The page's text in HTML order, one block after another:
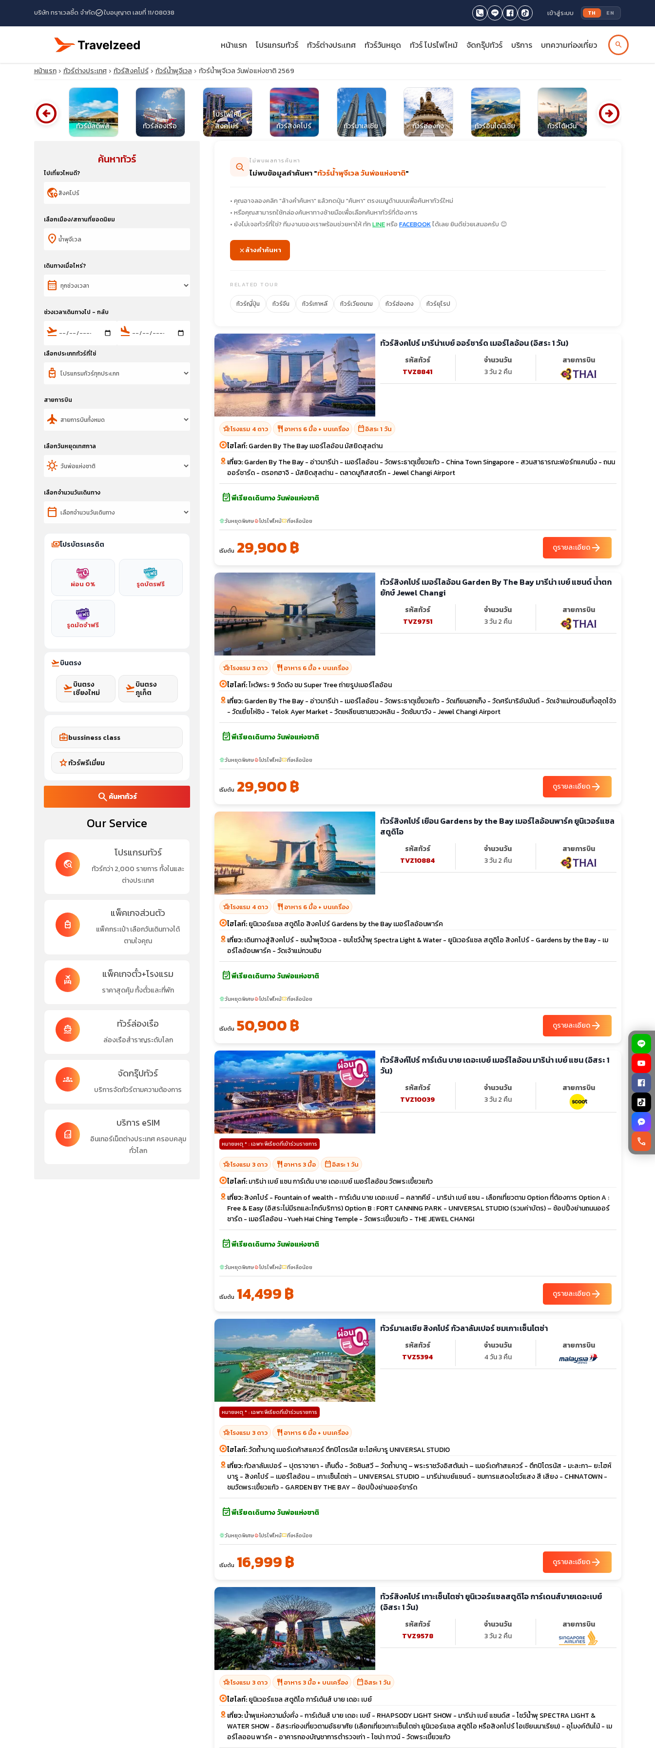
บริษัท ทราเวลซี้ด จำกัดcheck_circleใบอนุญาต เลขที่ 11/08038 เข้าสู่ระบบ TH EN
หน้าแรก โปรแกรมทัวร์ ทัวร์ต่างประเทศ ทัวร์วันหยุด ทัวร์ โปรไฟไหม้ จัดกรุ๊ปทัวร์ บริการ บทความท่องเที่ยว search
close
หน้าแรก ทัวร์ต่างประเทศ ทัวร์สิงคโปร์ ทัวร์น้ำพุจีเวล ทัวร์น้ำพุจีเวล วันพ่อแห่งชาติ 2569
ทัวร์มัลดีฟส์ ทัวร์ล่องเรือ
โปรไฟไหม้
สิงคโปร์
ทัวร์สิงคโปร์ ทัวร์มาเลเซีย ทัวร์ฮ่องกง ทัวร์อินโดนีเซีย ทัวร์ไต้หวัน ทัวร์มัลดีฟส์
arrow_circle_left arrow_circle_right
ค้นหาทัวร์
ไปเที่ยวไหนดี?
globe_location_pin
เลือกเมือง/สถานที่ยอดนิยม
location_on
เดินทางเมื่อไหร่?
calendar_month
ช่วงเวลาเดินทางไป - กลับ
flight_takeoff flight_land
เลือกประเภททัวร์ที่ใช่
travel_luggage_and_bags
สายการบิน
flight
เลือกวันหยุดเทศกาล
sunny
เลือกจำนวนวันเดินทาง
calendar_today
paymentsโปรบัตรเครดิต
ผ่อน 0% รูดบัตรฟรี
รูดมัดจำฟรี
flight_takeoffบินตรง
flight_takeoffบินตรง
เชียงใหม่
flight_takeoffบินตรง
ภูเก็ต
business_centerbussiness class
starทัวร์พรีเมี่ยม
search ค้นหาทัวร์
Our Service
travel_explore
โปรแกรมทัวร์
ทัวร์กว่า 2,000 รายการ ทั้งในและ
ต่างประเทศ
travel_luggage_and_bags
แพ็คเกจส่วนตัว
แพ็คกระเป๋า เลือกวันเดินทางได้
ตามใจคุณ
flights_and_hotels แพ็คเกจตั๋ว+โรงแรม
ราคาสุดคุ้ม ทั้งตั๋วและที่พัก
directions_boat ทัวร์ล่องเรือ
ล่องเรือสำราญระดับโลก
groups จัดกรุ๊ปทัวร์
บริการจัดทัวร์ตามความต้องการ
sim_card
บริการ eSIM
อินเทอร์เน็ตต่างประเทศ ครอบคลุม
ทั่วโลก
ไม่พบผลการค้นหา
ไม่พบข้อมูลคำค้นหา "ทัวร์น้ำพุจีเวล วันพ่อแห่งชาติ"
• คุณอาจลองคลิก "ล้างคำค้นหา" แล้วกดปุ่ม "ค้นหา" ตรงเมนูด้านบนเพื่อค้นหาทัวร์ใหม่
• หรือคุณสามารถใช้กล่องค้นหาทางซ้ายมือเพื่อเลือกค้นหาทัวร์ที่ต้องการ
• ยังไม่เจอทัวร์ที่ใช่? ทีมงานของเราพร้อมช่วยหาให้ ทัก LINEหรือ FACEBOOKได้เลย ยินดีช่วยเสมอครับ 😊
ล้างคำค้นหา
RELATED TOUR
ทัวร์ญี่ปุ่น ทัวร์จีน ทัวร์เกาหลี ทัวร์เวียดนาม ทัวร์ฮ่องกง ทัวร์ยุโรป
ทัวร์สิงคโปร์ มารีน่าเบย์ ออร์ชาร์ด เมอร์ไลอ้อน (อิสระ 1 วัน)
รหัสทัวร์
TVZ8841
จำนวนวัน
3 วัน 2 คืน
สายการบิน
hotel_classโรงแรม 4 ดาว restaurant อาหาร 6 มื้อ + บนเครื่อง calendar_todayอิสระ 1 วัน
ไฮไลท์:Garden By The Bay เมอร์ไลอ้อน มัสยิดสุลต่าน
เที่ยว:Garden By The Bay - อ่าวมารีน่า - เมอร์ไลอ้อน - วัดพระธาตุเขี้ยวแก้ว - China Town Singapore - สวนสาธารณะฟอร์ทแคนนิ่ง - ถนน
ออร์ชาร์ด - ตรอกฮาจิ - มัสยิดสุลต่าน - ตลาดบูกิสสตรีท - Jewel Changi Airport
event_availableพีเรียดเดินทาง วันพ่อแห่งชาติ
sunnyวันหยุดพิเศษlocal_fire_departmentโปรไฟไหม้confirmation_numberที่เหลือน้อย
เริ่มต้น 29,900 ฿ ดูรายละเอียดarrow_forward
ทัวร์สิงคโปร์ เมอร์ไลอ้อน Garden By The Bay มารีน่า เบย์ แซนด์ น้ำตก
ยักษ์ Jewel Changi
รหัสทัวร์
TVZ9751
จำนวนวัน
3 วัน 2 คืน
สายการบิน
hotel_classโรงแรม 3 ดาว restaurant อาหาร 6 มื้อ + บนเครื่อง
ไฮไลท์:ไหว้พระ 9 วัดดัง ชม Super Tree ถ่ายรูปเมอร์ไลอ้อน
เที่ยว:Garden By The Bay - อ่าวมารีน่า - เมอร์ไลอ้อน - วัดพระธาตุเขี้ยวแก้ว - วัดเทียนฮกเก็ง - วัดศรีมาริอัมมันต์ - วัดเจ้าแม่กวนอิมทั้งฮุดโจ้ว
- วัดเยี่ยไห่ชิง - Telok Ayer Market - วัดเหลียนซานซวงหลิน - วัดซัมบาวัง - Jewel Changi Airport
event_availableพีเรียดเดินทาง วันพ่อแห่งชาติ
sunnyวันหยุดพิเศษlocal_fire_departmentโปรไฟไหม้confirmation_numberที่เหลือน้อย
เริ่มต้น 29,900 ฿ ดูรายละเอียดarrow_forward
ทัวร์สิงคโปร์ เยือน Gardens by the Bay เมอร์ไลอ้อนพาร์ค ยูนิเวอร์แซล
สตูดิโอ
รหัสทัวร์
TVZ10884
จำนวนวัน
3 วัน 2 คืน
สายการบิน
hotel_classโรงแรม 4 ดาว restaurant อาหาร 6 มื้อ + บนเครื่อง
ไฮไลท์:ยูนิเวอร์แซล สตูดิโอ สิงคโปร์ Gardens by the Bay เมอร์ไลอ้อนพาร์ค
เที่ยว:เดินทางสู่สิงคโปร์ - ชมน้ำพุจิวเวล - ชมโชว์น้ำพุ Spectra Light & Water - ยูนิเวอร์แซล สตูดิโอ สิงคโปร์ - Gardens by the Bay - เม
อร์ไลอ้อนพาร์ค - วัดเจ้าแม่กวนอิม
event_availableพีเรียดเดินทาง วันพ่อแห่งชาติ
sunnyวันหยุดพิเศษlocal_fire_departmentโปรไฟไหม้confirmation_numberที่เหลือน้อย
เริ่มต้น 50,900 ฿ ดูรายละเอียดarrow_forward
ทัวร์สิงค์โปร์ การ์เด้น บาย เดอะเบย์ เมอร์ไลอ้อน มาริน่า เบย์ แซน (อิสระ 1
วัน)
รหัสทัวร์
TVZ10039
จำนวนวัน
3 วัน 2 คืน
สายการบิน
หมายเหตุ * : เฉพาะพีเรียดที่เข้าร่วมรายการ
hotel_classโรงแรม 3 ดาว restaurant อาหาร 3 มื้อ calendar_todayอิสระ 1 วัน
ไฮไลท์:มาริน่า เบย์ แซน การ์เด้น บาย เดอะเบย์ เมอร์ไลอ้อน วัดพระเขี้ยวแก้ว
เที่ยว:สิงคโปร์ - Fountain of wealth - การ์เด้น บาย เดอะเบย์ – คลากคีย์ - มาริน่า เบย์ แซน - เลือกเที่ยวตาม Option ที่ต้องการ Option A :
Free & Easy (อิสระไม่มีรถและไกด์บริการ) Option B : FORT CANNING PARK - UNIVERSAL STUDIO (รวมค่าบัตร) – ช้อปปิ้งย่านถนนออร์
ชาร์ด - เมอร์ไลอ้อน -Yueh Hai Ching Temple - วัดพระเขี้ยวแก้ว - THE JEWEL CHANGI
event_availableพีเรียดเดินทาง วันพ่อแห่งชาติ
sunnyวันหยุดพิเศษlocal_fire_departmentโปรไฟไหม้confirmation_numberที่เหลือน้อย
เริ่มต้น 14,499 ฿ ดูรายละเอียดarrow_forward
ทัวร์มาเลเซีย สิงคโปร์ กัวลาลัมเปอร์ ชมเกาะเซ็นโตซ่า
รหัสทัวร์
TVZ5394
จำนวนวัน
4 วัน 3 คืน
สายการบิน
หมายเหตุ * : เฉพาะพีเรียดที่เข้าร่วมรายการ
hotel_classโรงแรม 3 ดาว restaurant อาหาร 6 มื้อ + บนเครื่อง
ไฮไลท์:วัดถ้ำบาตู เมอร์เดก้าสแควร์ ตึกปิโตรนัส ยะโฮห์บารู UNIVERSAL STUDIO
เที่ยว:กัวลาลัมเปอร์ – ปุตราจายา - เก็นติ้ง - วัดชินสวี – วัดถ้ำบาตู – พระราชวังอิสตันน่า – เมอร์เดก้าสแควร์ - ตึกปิโตรนัส - มะละกา– ยะโฮห์
บารู - สิงคโปร์ – เมอร์ไลอ้อน – เกาะเซ็นโตซ่า – UNIVERSAL STUDIO – มารีน่าเบย์แซนด์ - ชมการแสดงโชว์แสง สี เสียง - CHINATOWN -
ชมวัดพระเขี้ยวแก้ว - GARDEN BY THE BAY – ช้อปปิ้งย่านออร์ชาร์ด
event_availableพีเรียดเดินทาง วันพ่อแห่งชาติ
sunnyวันหยุดพิเศษlocal_fire_departmentโปรไฟไหม้confirmation_numberที่เหลือน้อย
เริ่มต้น 16,999 ฿ ดูรายละเอียดarrow_forward
ทัวร์สิงคโปร์ เกาะเซ็นโตซ่า ยูนิเวอร์แซลสตูดิโอ การ์เดนส์บายเดอะเบย์
(อิสระ 1 วัน)
รหัสทัวร์
TVZ9578
จำนวนวัน
3 วัน 2 คืน
สายการบิน
hotel_classโรงแรม 3 ดาว restaurant อาหาร 3 มื้อ + บนเครื่อง calendar_todayอิสระ 1 วัน
ไฮไลท์:ยูนิเวอร์แซล สตูดิโอ การ์เด้นส์ บาย เดอะ เบย์
เที่ยว:น้ำพุแห่งความมั่งคั่ง - การ์เด้นส์ บาย เดอะ เบย์ - RHAPSODY LIGHT SHOW - มารีน่า เบย์ แซนด์ส - โชว์น้ำพุ SPECTRA LIGHT &
WATER SHOW - อิสระท่องเที่ยวตามอัธยาศัย (เลือกเที่ยวเกาะเซ็นโตซ่า ยูนิเวอร์แซล สตูดิโอ หรือสิงคโปร์ โอเชียนนาเรียม) - อุโมงค์ต้นไม้ - เม
อร์ไลออน พาร์ค - อาคารกองบัญชาการตำรวจเก่า - ไชน่า ทาวน์ - วัดพระเขี้ยวแก้ว
call